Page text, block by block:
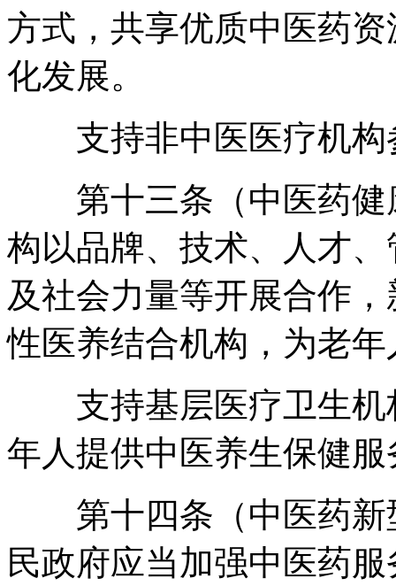
方式 ， 共享优质中医药资
化发展。
支持非中医医疗机构
第十三条（中医药健
构以品牌、技术、人才
及社会力量等开展合作 ，
性医养结合机构 ， 为老
支持基层医疗卫生机
年人提供中医养生保健服
第十四条（中医药新
民政府应当加强中医药